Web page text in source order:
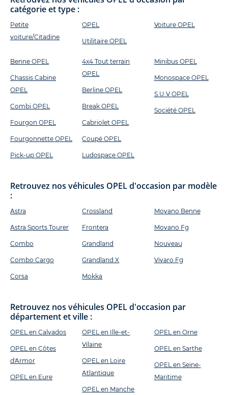
catégorie et type :
Petite
voiture/Citadine
OPEL
Utilitaire OPEL
Voiture OPEL
Benne OPEL
Chassis Cabine
OPEL
Combi OPEL
Fourgon OPEL
Fourgonnette OPEL
Pick-up OPEL
4x4 Tout terrain
OPEL
Berline OPEL
Break OPEL
Cabriolet OPEL
Coupé OPEL
Ludospace OPEL
Minibus OPEL
Monospace OPEL
S.U.V OPEL
Société OPEL
Retrouvez nos véhicules OPEL d'occasion par modèle
:
Astra
Astra Sports Tourer
Combo
Combo Cargo
Corsa
Crossland
Frontera
Grandland
Grandland X
Mokka
Movano Benne
Movano Fg
Nouveau
Vivaro Fg
Retrouvez nos véhicules OPEL d'occasion par
département et ville :
OPEL en Calvados
OPEL en Côtes
d'Armor
OPEL en Eure
OPEL en Ille-et-
Vilaine
OPEL en Loire
Atlantique
OPEL en Manche
OPEL en Orne
OPEL en Sarthe
OPEL en Seine-
Maritime